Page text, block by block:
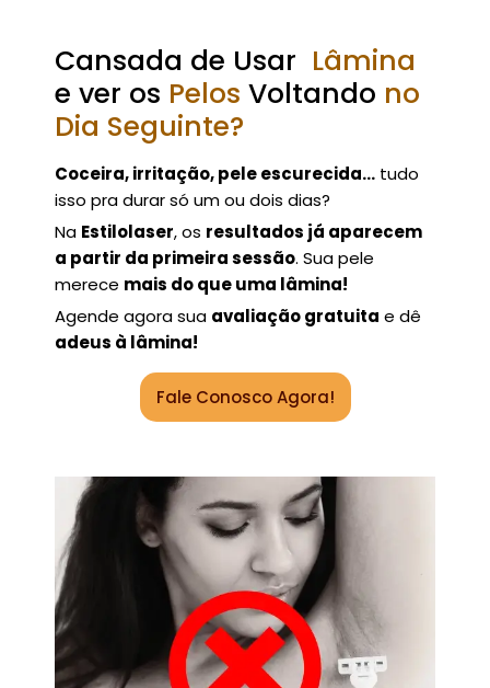
Cansada de Usar Lâmina
e ver os Pelos Voltando no
Dia Seguinte?
Coceira, irritação, pele escurecida… tudo
isso pra durar só um ou dois dias?
Na Estilolaser, os resultados já aparecem
a partir da primeira sessão. Sua pele
merece mais do que uma lâmina!
Agende agora sua avaliação gratuita e dê
adeus à lâmina!
Fale Conosco Agora!